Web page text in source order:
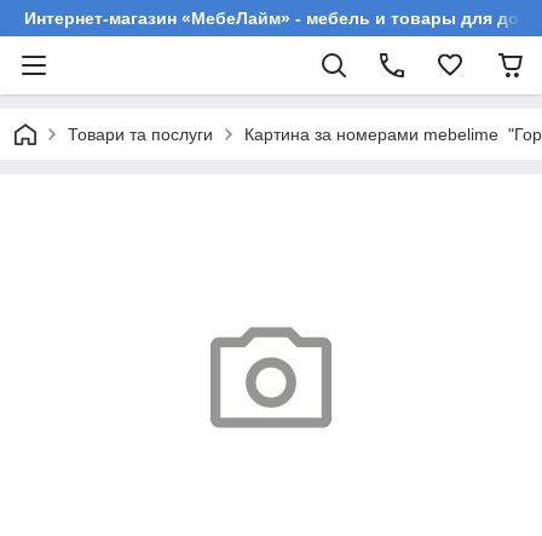
Интернет-магазин «МебеЛайм» - мебель и товары для
Товари та послуги Картина за номерами mebelime